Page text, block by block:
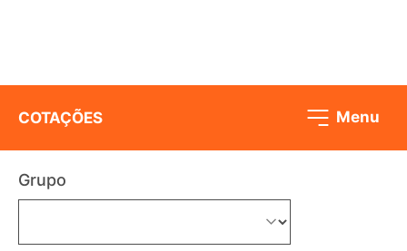
COTAÇÕES Menu
Grupo